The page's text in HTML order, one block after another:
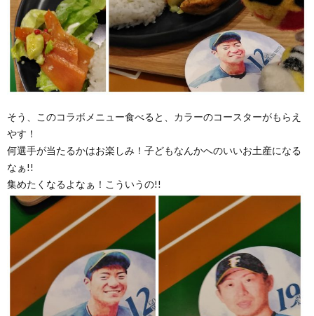
そう、このコラボメニュー食べると、カラーのコースターがもらえ
やす！
何選手が当たるかはお楽しみ！子どもなんかへのいいお土産になる
なぁ!!
集めたくなるよなぁ！こういうの!!